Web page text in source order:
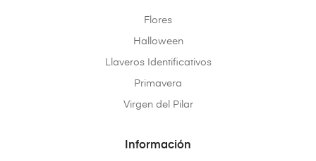
Flores
Halloween
Llaveros Identificativos
Primavera
Virgen del Pilar
Información